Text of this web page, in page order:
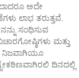
ಅದೇ
ಲಾಭ ತರುತ್ತವೆ.
ಸಂಧಿಸುವ
ಮತ್ತು
ನಿಜವಾಗಿಯೂ
ದಿನದಲ್ಲಿ